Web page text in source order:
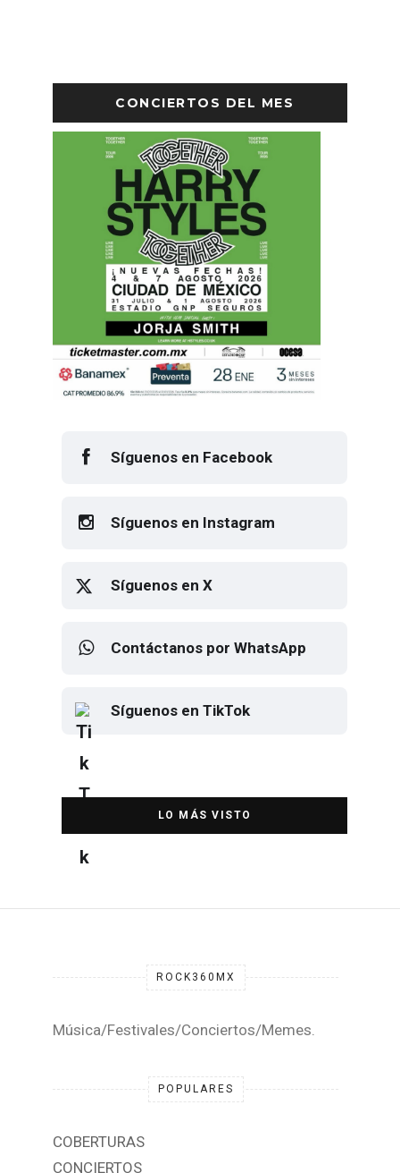
CONCIERTOS DEL MES
Síguenos en Facebook
Síguenos en Instagram
Síguenos en X
Contáctanos por WhatsApp
Síguenos en TikTok
DESTACADA
Elton John regresa a CDMX para
despedirse en el Estadio Banorte
ROCK360MX
Música/Festivales/Conciertos/Memes.
POPULARES
COBERTURAS
CONCIERTOS